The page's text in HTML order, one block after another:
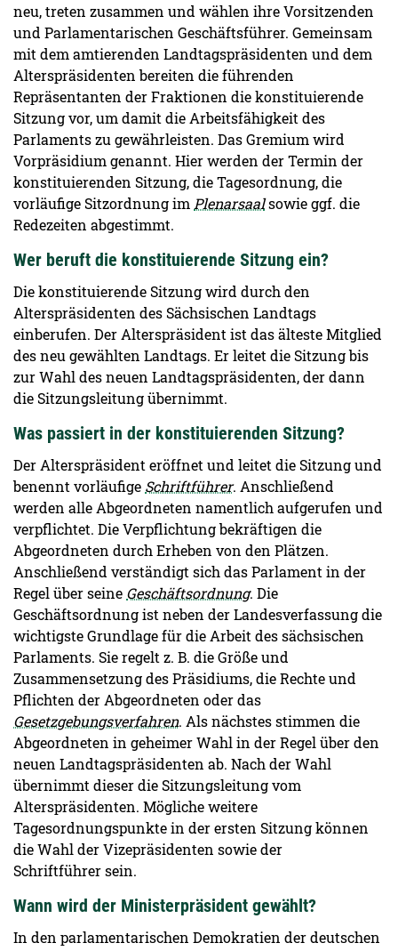
neu, treten zusammen und wählen ihre Vorsitzenden
und Parlamentarischen Geschäftsführer. Gemeinsam
mit dem amtierenden Landtagspräsidenten und dem
Alterspräsidenten bereiten die führenden
Repräsentanten der Fraktionen die konstituierende
Sitzung vor, um damit die Arbeitsfähigkeit des
Parlaments zu gewährleisten. Das Gremium wird
Vorpräsidium genannt. Hier werden der Termin der
konstituierenden Sitzung, die Tagesordnung, die
vorläufige Sitzordnung im Plenarsaalsowie ggf. die
Redezeiten abgestimmt.
Wer beruft die konstituierende Sitzung ein?
Die konstituierende Sitzung wird durch den
Alterspräsidenten des Sächsischen Landtags
einberufen. Der Alterspräsident ist das älteste Mitglied
des neu gewählten Landtags. Er leitet die Sitzung bis
zur Wahl des neuen Landtagspräsidenten, der dann
die Sitzungsleitung übernimmt.
Was passiert in der konstituierenden Sitzung?
Der Alterspräsident eröffnet und leitet die Sitzung und
benennt vorläufige Schriftführer. Anschließend
werden alle Abgeordneten namentlich aufgerufen und
verpflichtet. Die Verpflichtung bekräftigen die
Abgeordneten durch Erheben von den Plätzen.
Anschließend verständigt sich das Parlament in der
Regel über seine Geschäftsordnung. Die
Geschäftsordnung ist neben der Landesverfassung die
wichtigste Grundlage für die Arbeit des sächsischen
Parlaments. Sie regelt z. B. die Größe und
Zusammensetzung des Präsidiums, die Rechte und
Pflichten der Abgeordneten oder das
Gesetzgebungsverfahren. Als nächstes stimmen die
Abgeordneten in geheimer Wahl in der Regel über den
neuen Landtagspräsidenten ab. Nach der Wahl
übernimmt dieser die Sitzungsleitung vom
Alterspräsidenten. Mögliche weitere
Tagesordnungspunkte in der ersten Sitzung können
die Wahl der Vizepräsidenten sowie der
Schriftführer sein.
Wann wird der Ministerpräsident gewählt?
In den parlamentarischen Demokratien der deutschen